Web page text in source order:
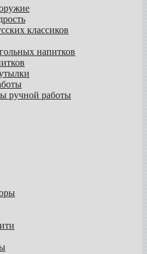
классиков
напитков
ручной работы